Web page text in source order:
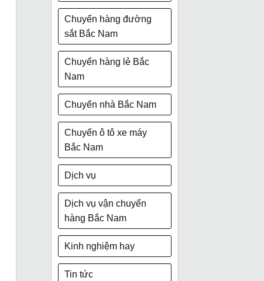
Chuyển hàng đường
sắt Bắc Nam
Chuyển hàng lẻ Bắc
Nam
Chuyển nhà Bắc Nam
Chuyển ô tô xe máy
Bắc Nam
Dịch vụ
Dịch vụ vận chuyển
hàng Bắc Nam
Kinh nghiệm hay
Tin tức